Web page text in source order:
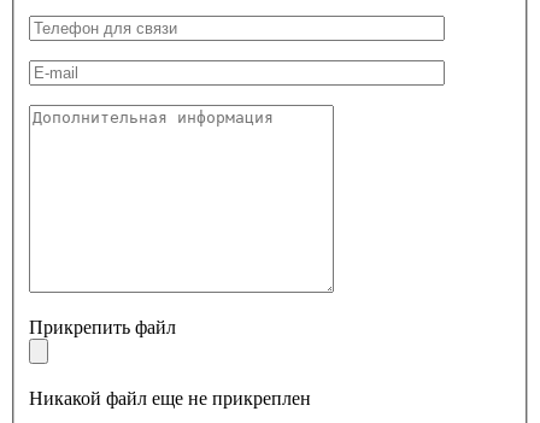
Прикрепить файл
Никакой файл еще не прикреплен